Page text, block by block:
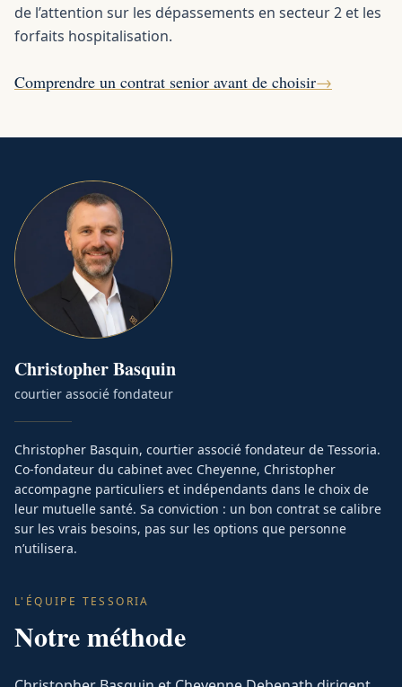
de l’attention sur les dépassements en secteur 2 et les
forfaits hospitalisation.
Comprendre un contrat senior avant de choisir→
ChristopherBasquin
courtier associé fondateur
Christopher Basquin, courtier associé fondateur de Tessoria.
Co-fondateur du cabinet avec Cheyenne, Christopher
accompagne particuliers et indépendants dans le choix de
leur mutuelle santé. Sa conviction : un bon contrat se calibre
sur les vrais besoins, pas sur les options que personne
n’utilisera.
L'ÉQUIPE TESSORIA
Notre méthode